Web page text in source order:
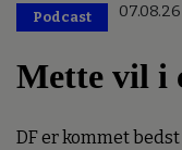
Podcast 07.08.26
Mette vil i
DF er kommet